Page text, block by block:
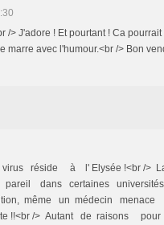
/> J'adore ! Et pourtant ! Ca
marre avec l'humour.<br /> Bon
réside à l' Elysée !<br />
dans certaines
même un médecin
/> Autant de raisons pour